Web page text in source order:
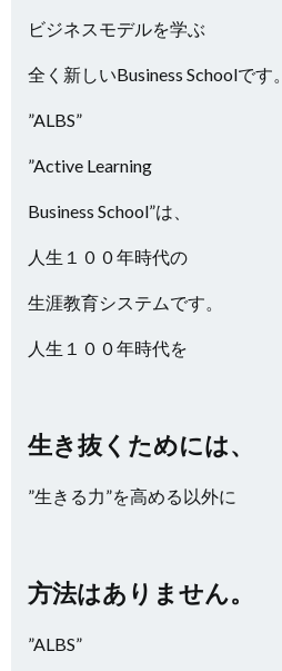
ビジネスモデルを学ぶ
全く新しいBusiness Schoolです。
”ALBS”
”Active Learning
Business School”は、
人生１００年時代の
生涯教育システムです。
人生１００年時代を
生き抜くためには、
”生きる力”を高める以外に
方法はありません。
”ALBS”